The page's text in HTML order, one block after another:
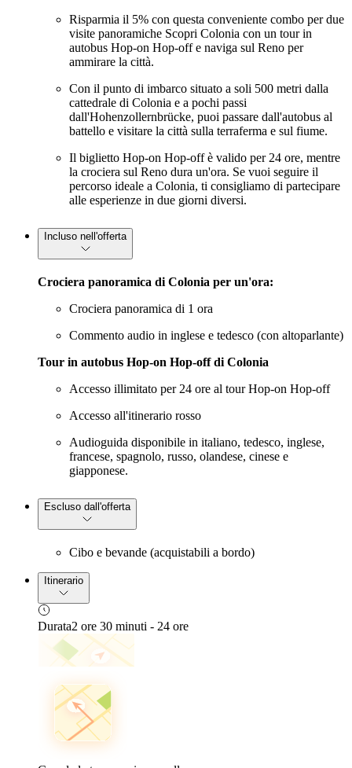
Risparmia il 5% con questa conveniente combo per due
visite panoramiche Scopri Colonia con un tour in
autobus Hop-on Hop-off e naviga sul Reno per
ammirare la città.
Con il punto di imbarco situato a soli 500 metri dalla
cattedrale di Colonia e a pochi passi
dall'Hohenzollernbrücke, puoi passare dall'autobus al
battello e visitare la città sulla terraferma e sul fiume.
Il biglietto Hop-on Hop-off è valido per 24 ore, mentre
la crociera sul Reno dura un'ora. Se vuoi seguire il
percorso ideale a Colonia, ti consigliamo di partecipare
alle esperienze in due giorni diversi.
Incluso nell'offerta
Crociera panoramica di Colonia per un'ora:
Crociera panoramica di 1 ora
Commento audio in inglese e tedesco (con altoparlante)
Tour in autobus Hop-on Hop-off di Colonia
Accesso illimitato per 24 ore al tour Hop-on Hop-off
Accesso all'itinerario rosso
Audioguida disponibile in italiano, tedesco, inglese,
francese, spagnolo, russo, olandese, cinese e
giapponese.
Escluso dall'offerta
Cibo e bevande (acquistabili a bordo)
Itinerario
Durata2 ore 30 minuti - 24 ore